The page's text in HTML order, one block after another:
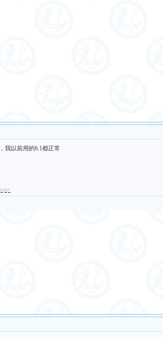
我以前用的6.1都正常